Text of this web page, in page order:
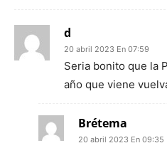
d
20 abril 2023 En 07:59
Seria bonito que la
año que viene
Brétema
20 abril 2023 En 09:35